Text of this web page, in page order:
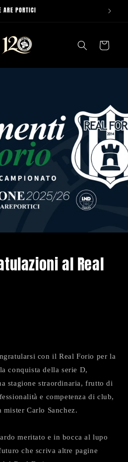
ARE PORTICI
Carrello
al Real
con il Real Forio per la
conquista della serie D,
stagione straordinaria, frutto di
e competenza di club,
mister Carlo Sanchez.
meritato e in bocca al lupo
che scriva altre pagine